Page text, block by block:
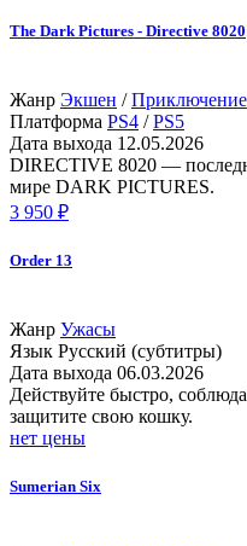
The Dark Pictures - Directive 8020
Жанр Экшен /Приключение
Платформа PS4 /PS5
Дата выхода 12.05.2026
DIRECTIVE 8020 —
мире DARK PICTURES.
3 950 ₽
Order 13
Жанр Ужасы
Язык Русский (субтитры)
Дата выхода 06.03.2026
Действуйте быстро,
защитите свою кошку.
нет цены
Sumerian Six